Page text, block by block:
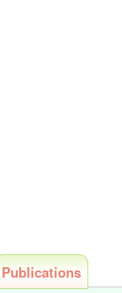
Publications